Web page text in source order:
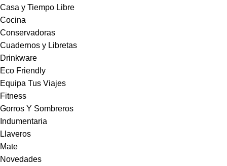
Casa y Tiempo Libre
Cocina
Conservadoras
Cuadernos y Libretas
Drinkware
Eco Friendly
Equipa Tus Viajes
Fitness
Gorros Y Sombreros
Indumentaria
Llaveros
Mate
Novedades